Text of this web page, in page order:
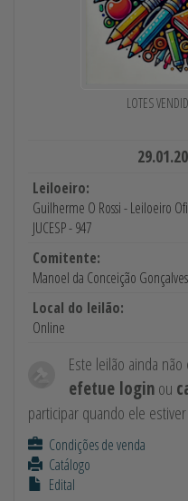
LOTES
Leiloeiro:
Guilherme O Rossi - Leiloeiro
JUCESP - 947
Comitente:
Manoel da Conceição Gonçalves
Local do leilão:
Online
Este leilão ainda
efetue loginou
participar quando ele
Condições de venda
Catálogo
Edital